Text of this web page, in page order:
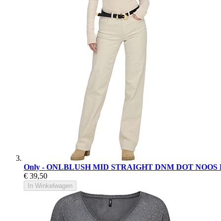
Only - ONLBLUSH MID STRAIGHT DNM DOT NOOS
€ 39,50
In Winkelwagen